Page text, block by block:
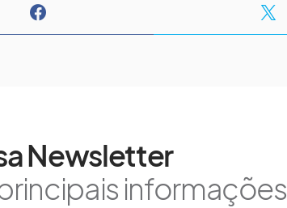
Newsletter
informações